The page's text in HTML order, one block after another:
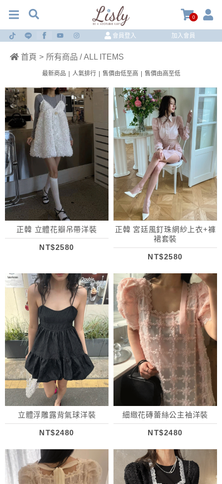
0
會員登入 加入會員
首頁 > 所有商品 / ALL ITEMS
最新商品 人氣排行 售價由低至高 售價由高至低
正韓 立體花瓣吊帶洋裝
NT$2580
正韓 宮廷風釘珠網紗上衣+褲
裙套裝
NT$2580
立體浮雕露背氣球洋裝
NT$2480
細緻花磚蕾絲公主袖洋裝
NT$2480